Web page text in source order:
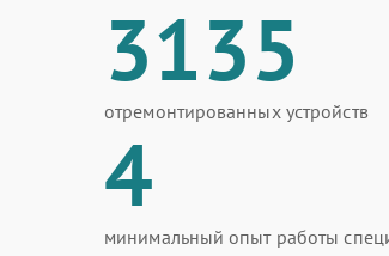
3135
отремонтированных устройств
4
минимальный опыт работы